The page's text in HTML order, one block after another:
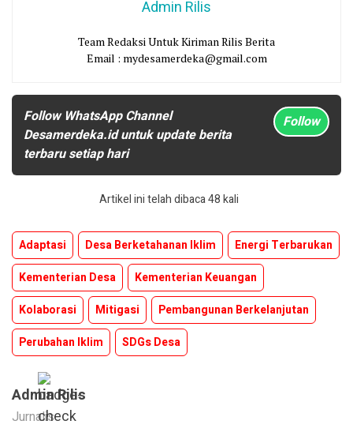
Admin Rilis
Team Redaksi Untuk Kiriman Rilis Berita
Email : mydesamerdeka@gmail.com
Follow WhatsApp Channel
Desamerdeka.id untuk update berita
terbaru setiap hari
Follow
Artikel ini telah dibaca 48 kali
Adaptasi Desa Berketahanan Iklim
Energi Terbarukan
Kementerian Desa
Kementerian Keuangan
Kolaborasi
Mitigasi
Pembangunan Berkelanjutan
Perubahan Iklim
SDGs Desa
Admin Rilis
Jurnalis